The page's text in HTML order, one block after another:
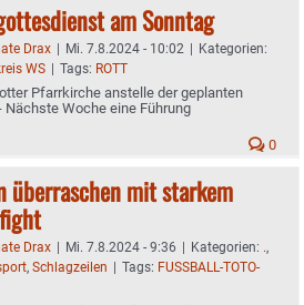
am Sonntag
Drax | Mi. 7.8.2024 - 10:02 | Kategorien:
WS | Tags: ROTT
Pfarrkirche anstelle der geplanten
Nächste Woche eine Führung
0
überraschen mit starkem
Drax | Mi. 7.8.2024 - 9:36 | Kategorien: .,
, Schlagzeilen | Tags: FUSSBALL-TOTO-